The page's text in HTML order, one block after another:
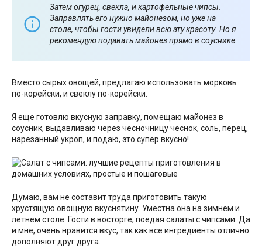
Затем огурец, свекла, и картофельные чипсы.
Заправлять его нужно майонезом, но уже на
столе, чтобы гости увидели всю эту красоту. Но я
рекомендую подавать майонез прямо в соуснике.
Вместо сырых овощей, предлагаю использовать морковь
по-корейски, и свеклу по-корейски.
Я еще готовлю вкусную заправку, помещаю майонез в
соусник, выдавливаю через чесночницу чеснок, соль, перец,
нарезанный укроп, и подаю, это супер вкусно!
Думаю, вам не составит труда приготовить такую
хрустящую овощную вкуснятину. Уместна она на зимнем и
летнем столе. Гости в восторге, поедая салаты с чипсами. Да
и мне, очень нравится вкус, так как все ингредиенты отлично
дополняют друг друга.